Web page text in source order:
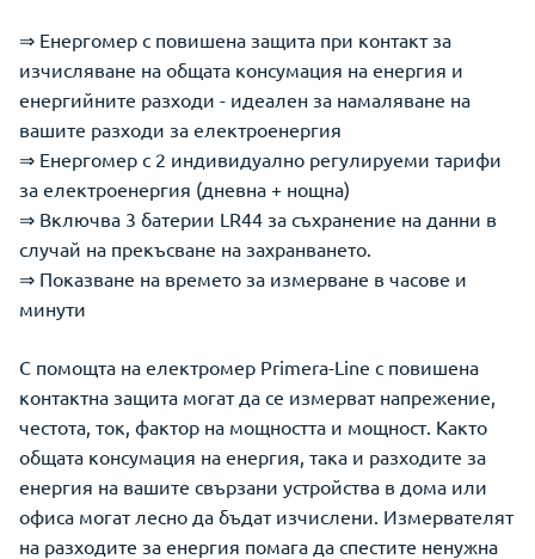
⇒ Енергомер с повишена защита при контакт за
изчисляване на общата консумация на енергия и
енергийните разходи - идеален за намаляване на
вашите разходи за електроенергия
⇒ Енергомер с 2 индивидуално регулируеми тарифи
за електроенергия (дневна + нощна)
⇒ Включва 3 батерии LR44 за съхранение на данни в
случай на прекъсване на захранването.
⇒ Показване на времето за измерване в часове и
минути
С помощта на електромер Primera-Line с повишена
контактна защита могат да се измерват напрежение,
честота, ток, фактор на мощността и мощност. Както
общата консумация на енергия, така и разходите за
енергия на вашите свързани устройства в дома или
офиса могат лесно да бъдат изчислени. Измервателят
на разходите за енергия помага да спестите ненужна